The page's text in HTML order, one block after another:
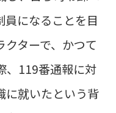
員になることを目
ターで、かつて
、119番通報に対
に就いたという背